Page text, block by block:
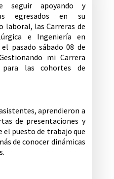
seguir apoyando y
egresados en su
laboral, las Carreras de
e Ingeniería en
pasado sábado 08 de
mi Carrera
para las cohortes de
aprendieron a
de presentaciones y
el puesto de trabajo que
de conocer dinámicas